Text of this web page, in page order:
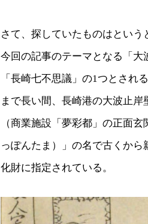
さて、探していたものはという
今回の記事のテーマとなる「大
「長崎七不思議」の1つとされ
まで長い間、長崎港の大波止
（商業施設「夢彩都」の正面
っぽんたま）」の名で古くか
化財に指定されている。